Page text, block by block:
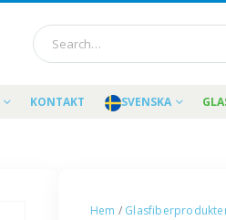
KONTAKT SVENSKA
Hem /